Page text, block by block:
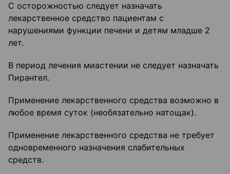
С осторожностью следует назначать
лекарственное средство пациентам с
нарушениями функции печени и детям младше 2
лет.
В период лечения миастении не следует назначать
Пирантел.
Применение лекарственного средства возможно в
любое время суток (необязательно натощак).
Применение лекарственного средства не требует
одновременного назначения слабительных
средств.